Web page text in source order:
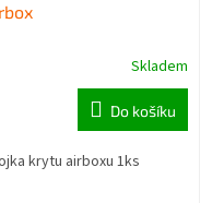
Skladem
Do košíku
krytu airboxu 1ks